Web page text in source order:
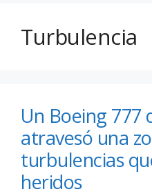
Turbulencia
Un Boeing 777
atravesó una
turbulencias
heridos